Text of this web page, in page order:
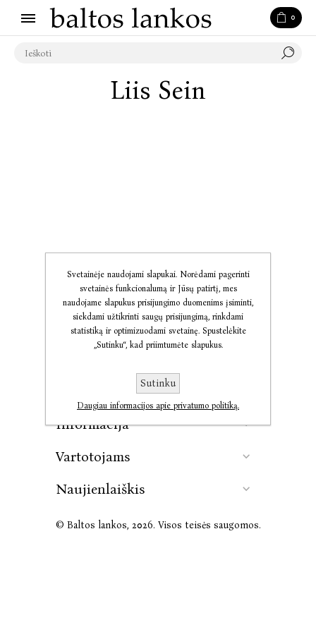
0
Liis Sein
Informacija
Vartotojams
Naujienlaiškis
© Baltos lankos, 2026. Visos teisės saugomos.
Svetainėje naudojami slapukai. Norėdami pagerinti
svetainės funkcionalumą ir Jūsų patirtį, mes
naudojame slapukus prisijungimo duomenims įsiminti,
siekdami užtikrinti saugų prisijungimą, rinkdami
statistiką ir optimizuodami svetainę. Spustelėkite
„Sutinku“, kad priimtumėte slapukus.
Sutinku
Daugiau informacijos apie privatumo politiką.